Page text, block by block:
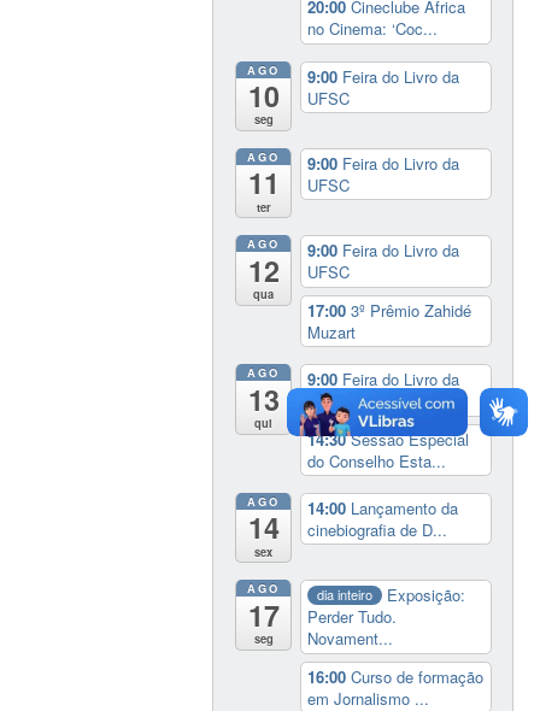
20:00Cineclube África
no Cinema: ‘Coc...
AGO
10
seg
9:00 Feira do Livro da
UFSC
AGO
11
ter
9:00 Feira do Livro da
UFSC
AGO
12
qua
9:00 Feira do Livro da
UFSC
17:003º Prêmio Zahidé
Muzart
AGO
13
qui
9:00 Feira do Livro da
UFSC
14:30Sessão Especial
do Conselho Esta...
AGO
14
sex
14:00 Lançamento da
cinebiografia de D...
AGO
17
seg
dia inteiro
Exposição:
Perder Tudo.
Novament...
16:00Curso de formação
em Jornalismo ...